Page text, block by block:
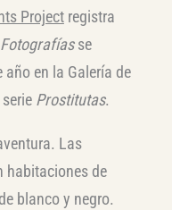
Projectregistra
se
año en la Galería de
Prostitutas.
Las
habitaciones de
blanco y negro.